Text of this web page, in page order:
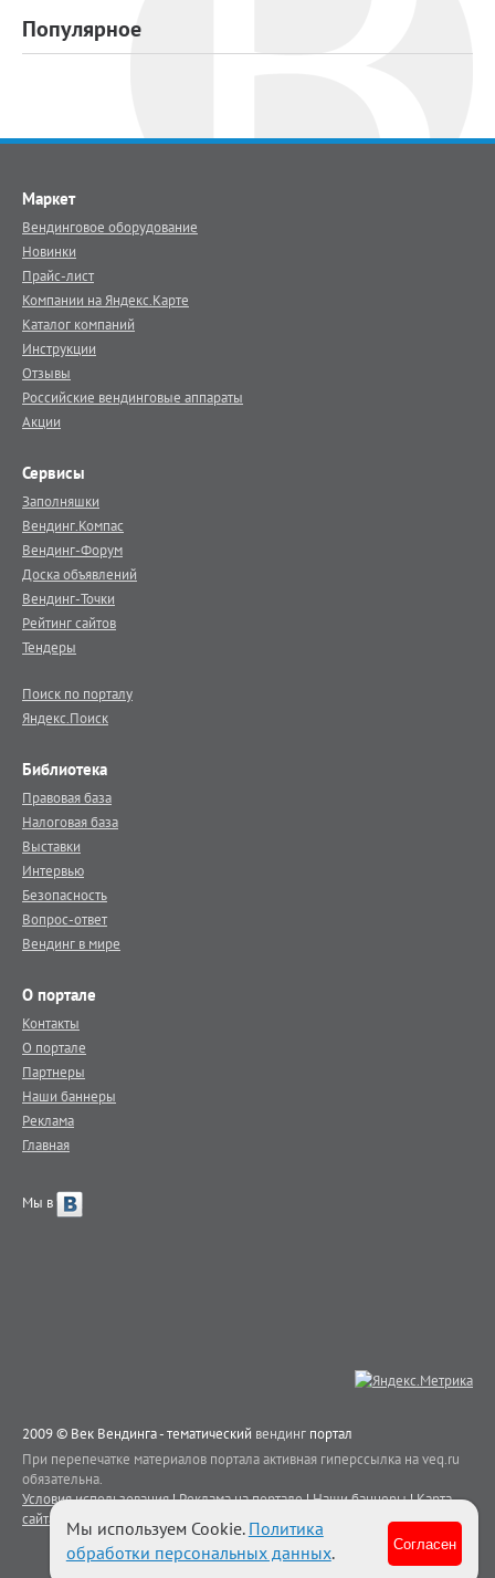
Популярное
Маркет
Вендинговое оборудование
Новинки
Прайс-лист
Компании на Яндекс.Карте
Каталог компаний
Инструкции
Отзывы
Российские вендинговые аппараты
Акции
Сервисы
Заполняшки
Вендинг.Компас
Вендинг-Форум
Доска объявлений
Вендинг-Точки
Рейтинг сайтов
Тендеры
Поиск по порталу
Яндекс.Поиск
Библиотека
Правовая база
Налоговая база
Выставки
Интервью
Безопасность
Вопрос-ответ
Вендинг в мире
О портале
Контакты
О портале
Партнеры
Наши баннеры
Реклама
Главная
Мы в
2009 © Век Вендинга - тематический вендинг портал
При перепечатке материалов портала активная гиперссылка на veq.ru
обязательна.
Условия использования|Реклама на портале|Наши баннеры|Карта
сайта
Контакты
Мы используем Cookie. Политика
обработки персональных данных. Согласен